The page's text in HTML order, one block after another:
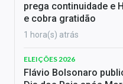
prega continuidade e
e cobra gratidão
1 hora(s) atrás
ELEIÇÕES 2026
Flávio Bolsonaro